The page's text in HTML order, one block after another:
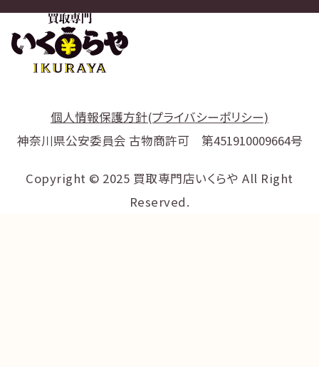
個人情報保護方針(プライバシーポリシー)
神奈川県公安委員会 古物商許可 第451910009664号
Copyright © 2025 買取専門店いくらや All Right
Reserved.